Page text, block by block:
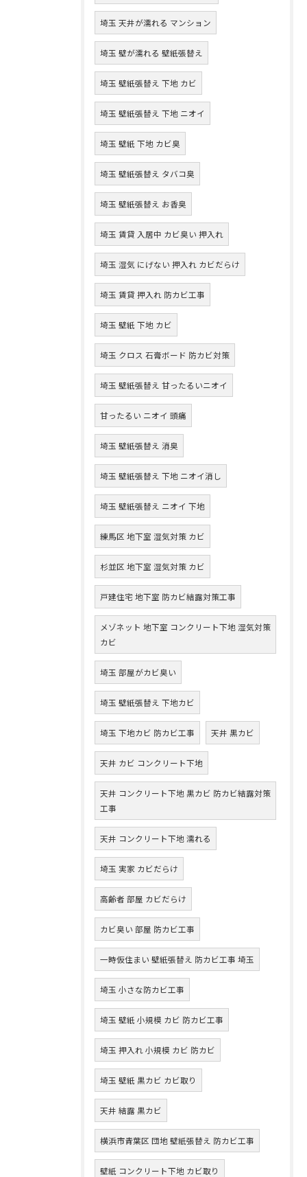
埼玉 天井が濡れる マンション
埼玉 壁が濡れる 壁紙張替え
埼玉 壁紙張替え 下地 カビ
埼玉 壁紙張替え 下地 ニオイ
埼玉 壁紙 下地 カビ臭
埼玉 壁紙張替え タバコ臭
埼玉 壁紙張替え お香臭
埼玉 賃貸 入居中 カビ臭い 押入れ
埼玉 湿気 にげない 押入れ カビだらけ
埼玉 賃貸 押入れ 防カビ工事
埼玉 壁紙 下地 カビ
埼玉 クロス 石膏ボード 防カビ対策
埼玉 壁紙張替え 甘ったるいニオイ
甘ったるい ニオイ 頭痛
埼玉 壁紙張替え 消臭
埼玉 壁紙張替え 下地 ニオイ消し
埼玉 壁紙張替え ニオイ 下地
練馬区 地下室 湿気対策 カビ
杉並区 地下室 湿気対策 カビ
戸建住宅 地下室 防カビ結露対策工事
メゾネット 地下室 コンクリート下地 湿気対策
カビ
埼玉 部屋がカビ臭い
埼玉 壁紙張替え 下地カビ
埼玉 下地カビ 防カビ工事 天井 黒カビ
天井 カビ コンクリート下地
天井 コンクリート下地 黒カビ 防カビ結露対策
工事
天井 コンクリート下地 濡れる
埼玉 実家 カビだらけ
高齢者 部屋 カビだらけ
カビ臭い 部屋 防カビ工事
一時仮住まい 壁紙張替え 防カビ工事 埼玉
埼玉 小さな防カビ工事
埼玉 壁紙 小規模 カビ 防カビ工事
埼玉 押入れ 小規模 カビ 防カビ
埼玉 壁紙 黒カビ カビ取り
天井 結露 黒カビ
横浜市青葉区 団地 壁紙張替え 防カビ工事
壁紙 コンクリート下地 カビ取り